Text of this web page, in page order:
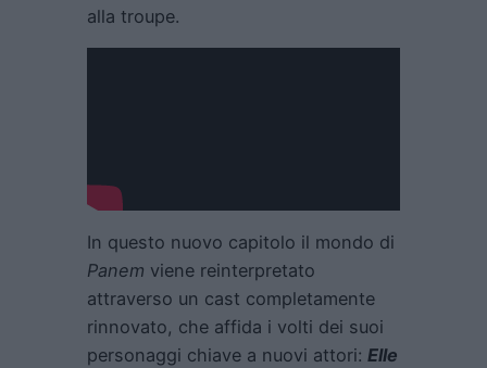
alla troupe.
In questo nuovo capitolo il mondo di
Panem viene reinterpretato
attraverso un cast completamente
rinnovato, che affida i volti dei suoi
personaggi chiave a nuovi attori: Elle